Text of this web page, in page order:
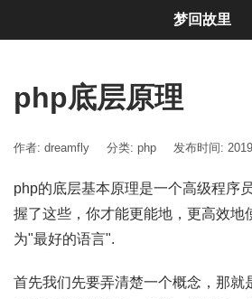
php底层原理
作者: dreamfly 分类: php 发布时间:
php的底层基本原理是一个高级程序
握了这些，你才能更能地，更高效地
为"最好的语言".
首先我们先要弄清楚一个概念，那就
梦回故里